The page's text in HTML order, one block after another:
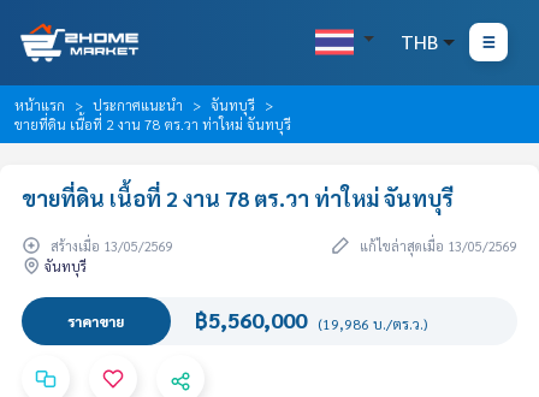
THB
หน้าแรก ประกาศแนะนำ
จันทบุรี
ขายที่ดิน เนื้อที่ 2 งาน 78 ตร.วา ท่าใหม่ จันทบุรี
ขายที่ดิน เนื้อที่ 2 งาน 78 ตร.วา ท่าใหม่ จันทบุรี
สร้างเมื่อ 13/05/2569
แก้ไขล่าสุดเมื่อ 13/05/2569
จันทบุรี
ราคาขาย ฿5,560,000 (19,986 บ./ตร.ว.)